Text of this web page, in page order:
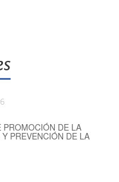
PROMOCIÓN DE LA
PREVENCIÓN DE LA